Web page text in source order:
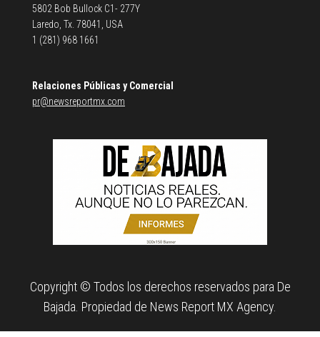
5802 Bob Bullock C1- 277Y
Laredo, Tx. 78041, USA
1 (281) 968 1661
Relaciones Públicas y Comercial
pr@newsreportmx.com
Copyright © Todos los derechos reservados para De
Bajada. Propiedad de News Report MX Agency.